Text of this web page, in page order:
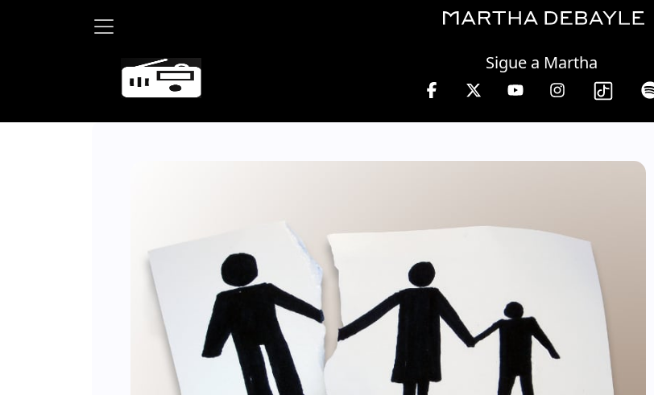
Sigue a Martha
Martha Debayle en W, lunes a viernes de 10 a 13 hrs.